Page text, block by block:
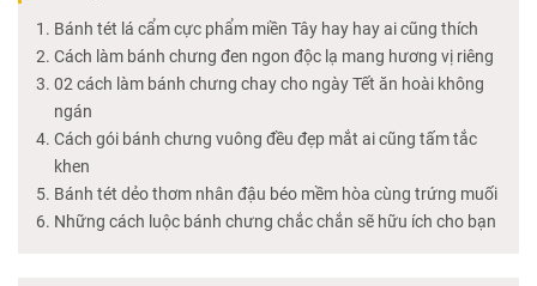
Bánh tét lá cẩm cực phẩm miền Tây hay hay ai cũng thích
Cách làm bánh chưng đen ngon độc lạ mang hương vị riêng
02 cách làm bánh chưng chay cho ngày Tết ăn hoài không
ngán
Cách gói bánh chưng vuông đều đẹp mắt ai cũng tấm tắc
khen
Bánh tét dẻo thơm nhân đậu béo mềm hòa cùng trứng muối
Những cách luộc bánh chưng chắc chắn sẽ hữu ích cho bạn